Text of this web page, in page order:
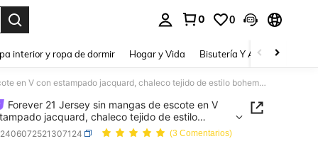
0 0
interior y ropa de dormir Hogar y Vida Bisutería Y Accesorios
Forever 21 Jersey sin mangas de escote en V con estampado jacquard, chaleco tejido de estilo bohemio, otoño e invierno
Forever 21 Jersey sin mangas de escote en V
jacquard, chaleco tejido de estilo
otoño e invierno
(3 Comentarios)